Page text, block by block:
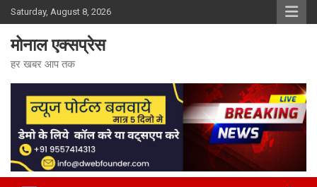
Skip
to
content
Saturday, August 8, 2026
मोनाल एक्सप्रेस
हर खबर आप तक